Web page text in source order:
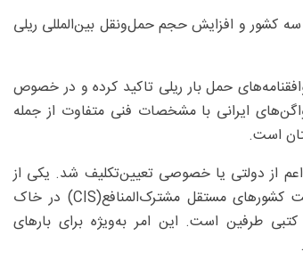
سه کشور و افزایش حجم حمل‌ونقل بین‌المللی ریلی
حمل بار ریلی تاکید کرده و در خصوص
ایرانی با مشخصات فنی متفاوت از جمله
است.
و بوژی‌هایی با عرض خط ‌هزار و ۵۲۰میلیمتر، اعم از دولتی یا خصوصی تعیین‌تکلیف شد. یکی از
نکات مهم این شیوه‌نامه، امکان سیر واگن‌ها و بوژی‌های ایرانی ساخت کشورهای مستقل مشترک‌المنافع(CIS) در خاک
طرفین است. این امر به‌ویژه برای بارهای